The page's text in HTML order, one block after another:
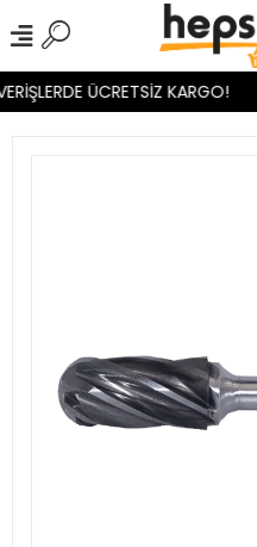
ÜCRETSİZ KARGO!